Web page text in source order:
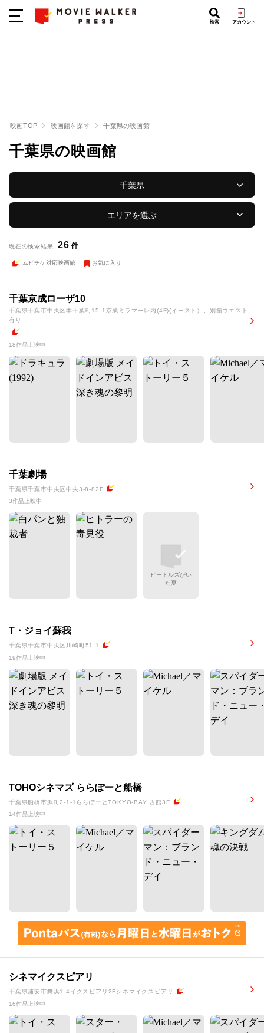
検索 アカウント
映画TOP 映画館を探す 千葉県の映画館
千葉県の映画館
千葉県
エリアを選ぶ
現在の検索結果 26 件
ムビチケ対応映画館 お気に入り
千葉京成ローザ10
千葉県千葉市中央区本千葉町15-1京成ミラマーレ内(4F)(イースト）、別館ウエスト
有り
18作品上映中
千葉劇場
千葉県千葉市中央区中央3-8-82F
3作品上映中
ビートルズがい
た夏
T・ジョイ蘇我
千葉県千葉市中央区川崎町51-1
19作品上映中
TOHOシネマズ ららぽーと船橋
千葉県船橋市浜町2-1-1ららぽーとTOKYO-BAY 西館3F
14作品上映中
シネマイクスピアリ
千葉県浦安市舞浜1-4イクスピアリ2Fシネマイクスピアリ
16作品上映中